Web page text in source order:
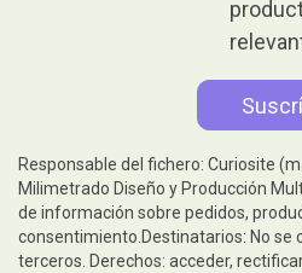
Responsable del fichero: Curiosite
Milimetrado Diseño y Producción
de información sobre pedidos,
consentimiento.Destinatarios: No se
terceros. Derechos: acceder,